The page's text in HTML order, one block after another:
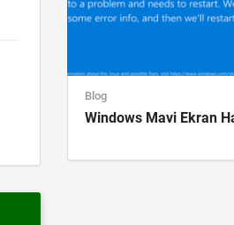
Blog
Windows Mavi Ekran